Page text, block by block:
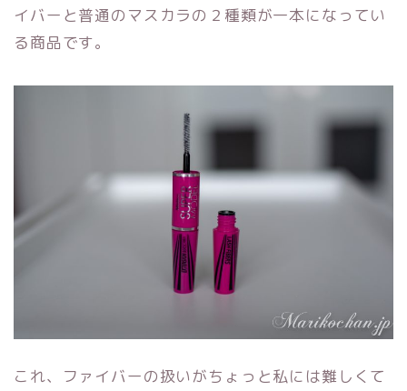
イバーと普通のマスカラの２種類が一本になってい
る商品です。
これ、ファイバーの扱いがちょっと私には難しくて